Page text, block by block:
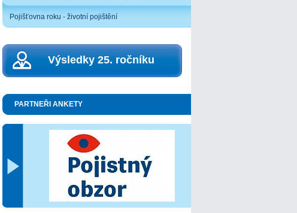
Pojišťovna roku - životní pojištění
Výsledky 25. ročníku
PARTNEŘI ANKETY